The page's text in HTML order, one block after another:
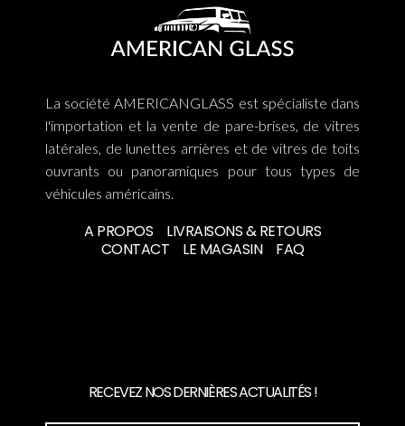
La société AMERICANGLASS est spécialiste dans
l'importation et la vente de pare-brises, de vitres
latérales, de lunettes arrières et de vitres de toits
ouvrants ou panoramiques pour tous types de
véhicules américains.
A PROPOS
LIVRAISONS & RETOURS
CONTACT
LE MAGASIN FAQ
RECEVEZ NOS DERNIÈRES ACTUALITÉS !